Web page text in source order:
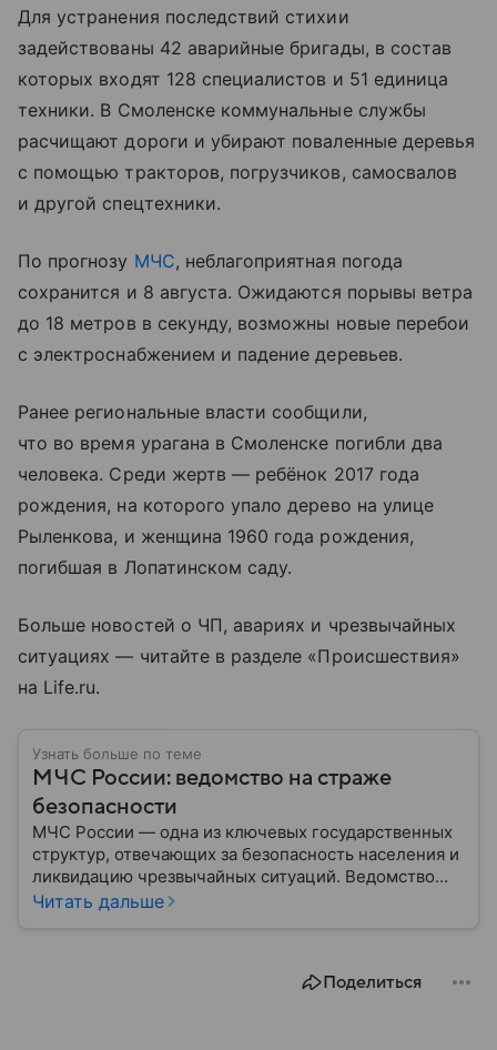
Для устранения последствий стихии
задействованы 42 аварийные бригады, в состав
которых входят 128 специалистов и 51 единица
техники. В Смоленске коммунальные службы
расчищают дороги и убирают поваленные деревья
с помощью тракторов, погрузчиков, самосвалов
и другой спецтехники.
По прогнозу МЧС, неблагоприятная погода
сохранится и 8 августа. Ожидаются порывы ветра
до 18 метров в секунду, возможны новые перебои
с электроснабжением и падение деревьев.
Ранее региональные власти сообщили,
что во время урагана в Смоленске погибли два
человека. Среди жертв — ребёнок 2017 года
рождения, на которого упало дерево на улице
Рыленкова, и женщина 1960 года рождения,
погибшая в Лопатинском саду.
Больше новостей о ЧП, авариях и чрезвычайных
ситуациях — читайте в разделе «Происшествия»
на Life.ru.
Узнать больше по теме
МЧС России: ведомство на страже
безопасности
МЧС России — одна из ключевых государственных
структур, отвечающих за безопасность населения и
ликвидацию чрезвычайных ситуаций. Ведомство
играет важную роль в защите граждан от
задачи выполняет и какую роль играет в
Читать дальше
Поделиться